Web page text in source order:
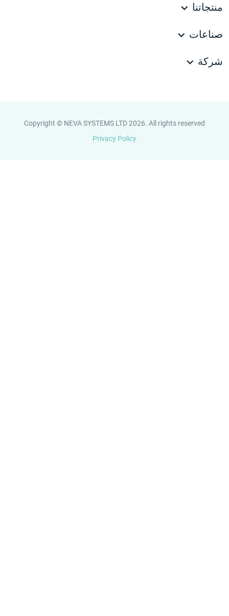
منتجاتنا
صناعات
شركة
Copyright © NEVA SYSTEMS LTD 2026. All rights reserved
Privacy Policy